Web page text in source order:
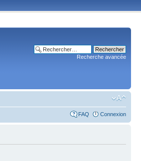
Recherche avancée
FAQ Connexion